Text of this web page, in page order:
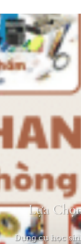
Lựa
Dụng cụ học